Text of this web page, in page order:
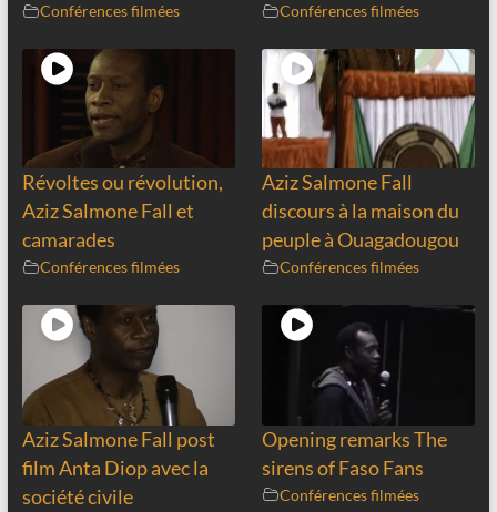
Conférences filmées Conférences filmées
Révoltes ou révolution,
Aziz Salmone Fall et
camarades
Conférences filmées
Aziz Salmone Fall
discours à la maison du
peuple à Ouagadougou
Conférences filmées
Aziz Salmone Fall post
film Anta Diop avec la
société civile
Opening remarks The
sirens of Faso Fans
Conférences filmées